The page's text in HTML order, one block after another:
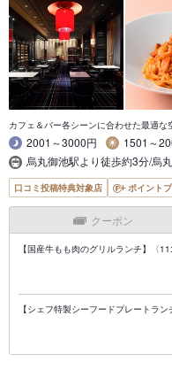
カフェ＆バー各シーンに合わせた最適な
2001～3000円
1501～
烏丸御池駅より徒歩約3分/烏
口コミ投稿特典対象店 ポイント
クーポン
【国産牛もも肉のグリルランチ】〈
【シェフ特製シーフードプレートラ